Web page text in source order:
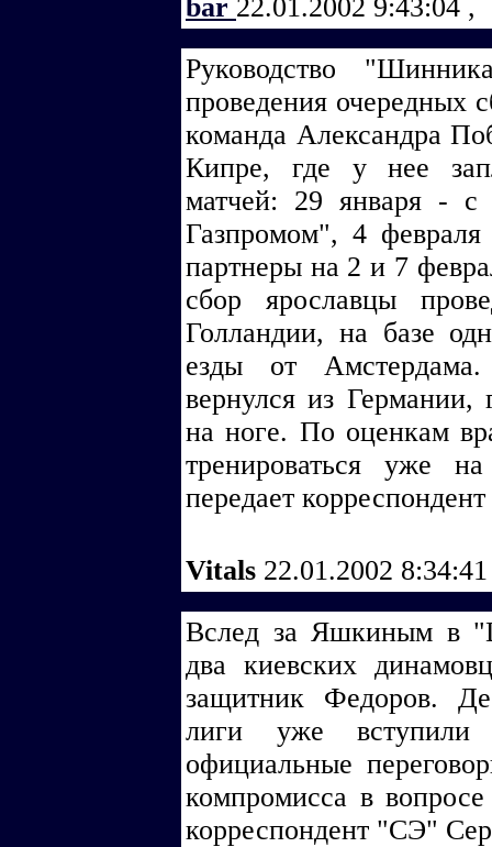
bar 22.01.2002 9:43:04 ,
Руководство
проведения очередных
команда Александра
Кипре, где у нее
матчей: 29 января -
Газпромом", 4
партнеры на 2 и 7
сбор ярославцы
Голландии, на базе
езды от
вернулся из Германии,
на ноге. По оценкам
тренироваться уже
передает
Vitals 22.01.2002
Вслед за Яшкиным в
два киевских
защитник Федоров.
лиги уже
официальные
компромисса в
корреспондент "СЭ"